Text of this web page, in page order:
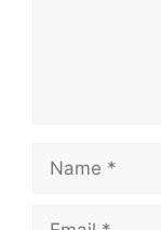
Name
Email